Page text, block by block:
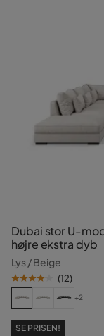
Dubai stor U-
højre ekstra dyb
Lys / Beige
(12)
+2
SE PRISEN!